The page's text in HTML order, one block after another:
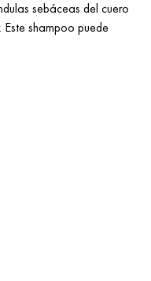
sebáceas del cuero
shampoo puede